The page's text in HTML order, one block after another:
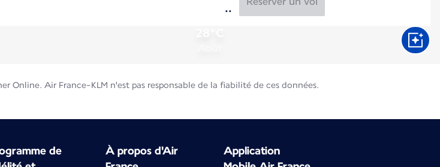
Online. Air France-KLM n'est pas responsable de la fiabilité de ces données.
de
À propos d'Air
Application